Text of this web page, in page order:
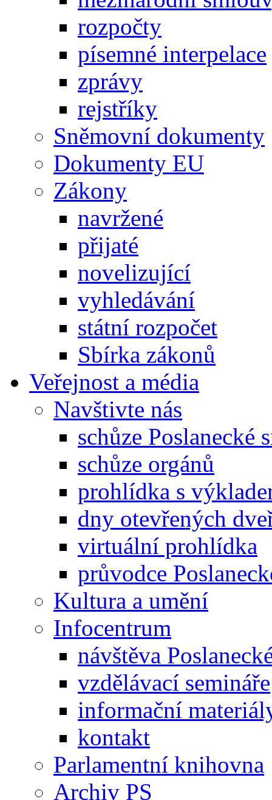
rozpočty
písemné interpelace
zprávy
rejstříky
Sněmovní dokumenty
Dokumenty EU
Zákony
navržené
přijaté
novelizující
vyhledávání
státní rozpočet
Sbírka zákonů
Veřejnost a média
Navštivte nás
schůze Poslanecké
schůze orgánů
prohlídka s
dny otevřených
virtuální prohlídka
průvodce
Kultura a umění
Infocentrum
návštěva
vzdělávací semináře
informační
kontakt
Parlamentní knihovna
Archiv PS